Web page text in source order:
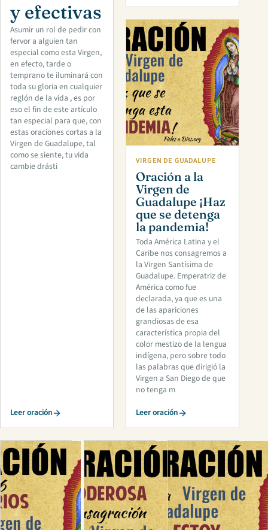
y efectivas
Asumir un rol de pedir con
fervor a alguien tan
especial como esta Virgen,
en efecto, tarde o
temprano te iluminará con
toda su gloria en cualquier
reglón de la vida , es por
eso el fin de este artículo
tan especial para que, con
estas oraciones cortas a la
Virgen de Guadalupe, tal
como se siente, tu vida
cambie drásti
Leer oración
VIRGEN DE GUADALUPE
Oración a la
Virgen de
Guadalupe ¡Haz
que se detenga
la pandemia!
Toda América Latina y el
Caribe nos consagremos a
la Virgen Santísima de
Guadalupe. Emperatriz de
América como fue
declarada, ya que es una
de las apariciones
grandiosas de esa
característica propia del
color mestizo de la lengua
indígena, pero sobre todo
las palabras que dirigió la
Virgen a San Diego de que
no tenga m
Leer oración